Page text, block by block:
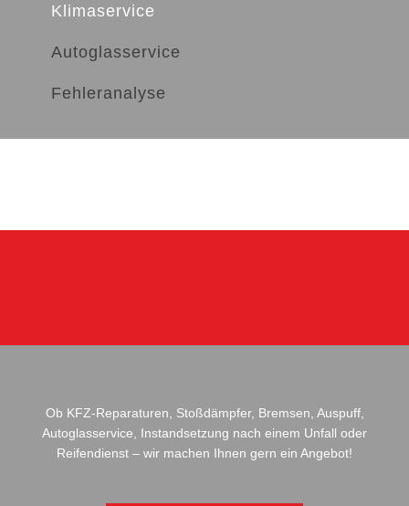
Klimaservice
Autoglasservice
Fehleranalyse
Ob KFZ-Reparaturen, Stoßdämpfer, Bremsen, Auspuff,
Autoglasservice, Instandsetzung nach einem Unfall oder
Reifendienst – wir machen Ihnen gern ein Angebot!